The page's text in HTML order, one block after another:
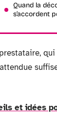
Quand la
s’accordent
et idées